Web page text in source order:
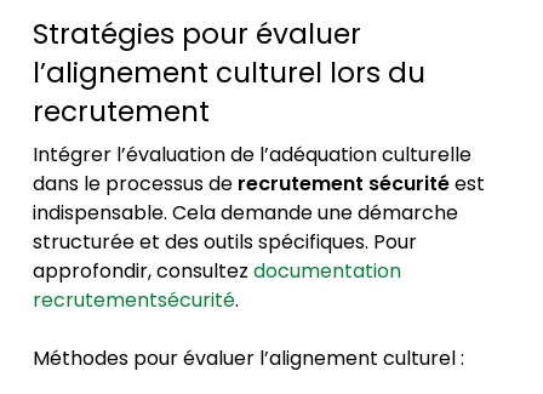
Stratégies pour évaluer
l’alignement culturel lors du
recrutement
Intégrer l’évaluation de l’adéquation culturelle
dans le processus de recrutement sécuritéest
indispensable. Cela demande une démarche
structurée et des outils spécifiques. Pour
approfondir, consultez documentation
recrutementsécurité.
Méthodes pour évaluer l’alignement culturel :